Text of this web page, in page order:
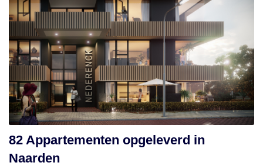
82 Appartementen opgeleverd in
Naarden